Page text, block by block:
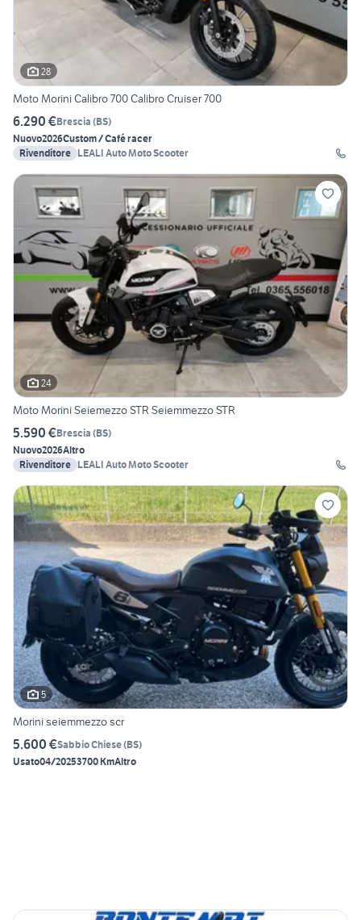
28
Moto Morini Calibro 700 Calibro Cruiser 700
6.290 €Brescia (BS)
Nuovo2026Custom / Café racer
Rivenditore LEALI Auto Moto Scooter
24
Moto Morini Seiemezzo STR Seiemmezzo STR
5.590 €Brescia (BS)
Nuovo2026Altro
Rivenditore LEALI Auto Moto Scooter
5
Morini seiemmezzo scr
5.600 €Sabbio Chiese(BS)
Usato04/20253700 KmAltro